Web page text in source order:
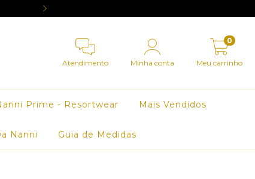
Atendimento Minha conta Meu carrinho
0
Prime - Resortwear Mais Vendidos
Nanni Guia de Medidas